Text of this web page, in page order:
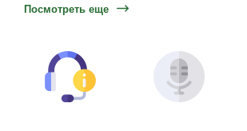
Посмотреть еще